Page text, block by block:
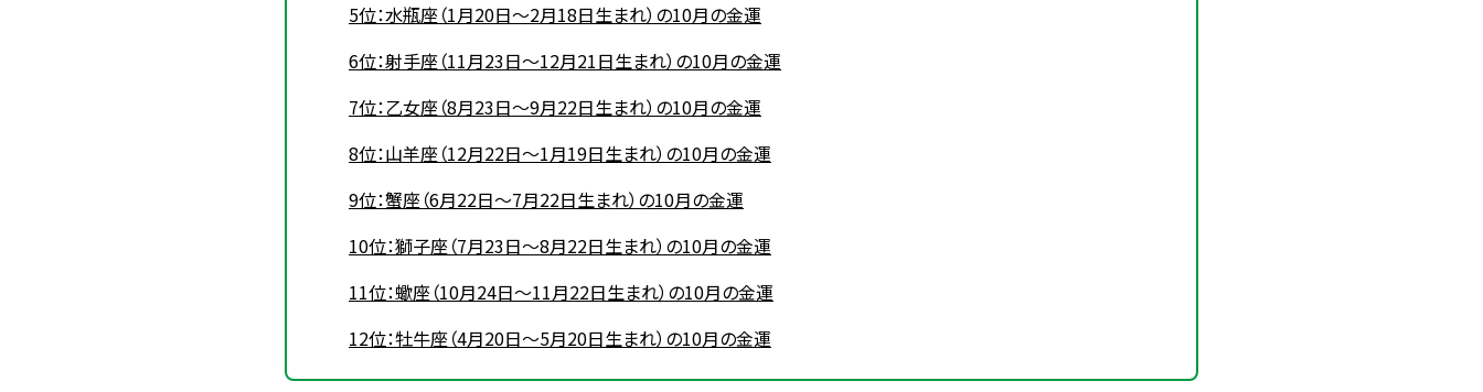
5位：水瓶座（1月20日～2月18日生まれ）の10月の金運
6位：射手座（11月23日～12月21日生まれ）の10月の金運
7位：乙女座（8月23日～9月22日生まれ）の10月の金運
8位：山羊座（12月22日～1月19日生まれ）の10月の金運
9位：蟹座（6月22日～7月22日生まれ）の10月の金運
10位：獅子座（7月23日～8月22日生まれ）の10月の金運
11位：蠍座（10月24日～11月22日生まれ）の10月の金運
12位：牡牛座（4月20日～5月20日生まれ）の10月の金運